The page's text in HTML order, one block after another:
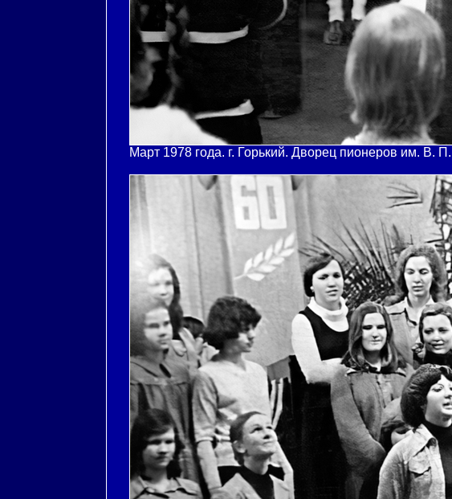
Март 1978 года. г. Горький. Дворец пионеров им. В.